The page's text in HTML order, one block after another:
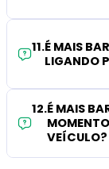
11.É MAIS
LIGANDO
12.É MAIS
VEÍCULO?